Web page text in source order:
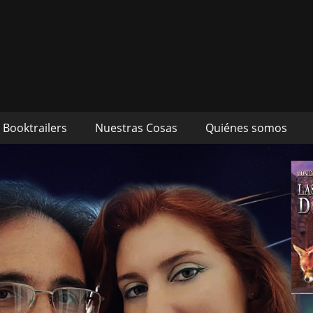
autores Mónica Cueto
Booktrailers Nuestras Cosas Quiénes somos